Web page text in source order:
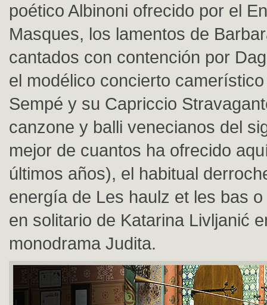
poético Albinoni ofrecido por el
Masques, los lamentos de
cantados con contención por
el modélico concierto
Sempé y su Capriccio
canzone y balli venecianos del
mejor de cuantos ha ofrecido
últimos años), el habitual
energía de Les haulz et les bas
en solitario de Katarina Livljanić
monodrama Judita.